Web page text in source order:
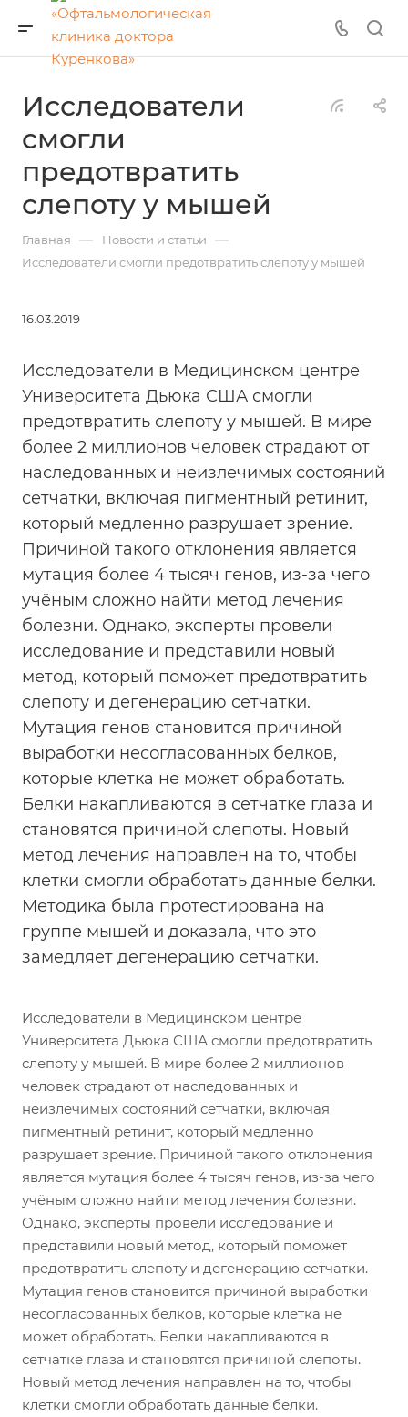
Исследователи
смогли
предотвратить
слепоту у мышей
Главная — Новости и статьи —
Исследователи смогли предотвратить слепоту у мышей
16.03.2019
Исследователи в Медицинском центре
Университета Дьюка США смогли
предотвратить слепоту у мышей. В мире
более 2 миллионов человек страдают от
наследованных и неизлечимых состояний
сетчатки, включая пигментный ретинит,
который медленно разрушает зрение.
Причиной такого отклонения является
мутация более 4 тысяч генов, из-за чего
учёным сложно найти метод лечения
болезни. Однако, эксперты провели
исследование и представили новый
метод, который поможет предотвратить
слепоту и дегенерацию сетчатки.
Мутация генов становится причиной
выработки несогласованных белков,
которые клетка не может обработать.
Белки накапливаются в сетчатке глаза и
становятся причиной слепоты. Новый
метод лечения направлен на то, чтобы
клетки смогли обработать данные белки.
Методика была протестирована на
группе мышей и доказала, что это
замедляет дегенерацию сетчатки.
Исследователи в Медицинском центре
Университета Дьюка США смогли предотвратить
слепоту у мышей. В мире более 2 миллионов
человек страдают от наследованных и
неизлечимых состояний сетчатки, включая
пигментный ретинит, который медленно
разрушает зрение. Причиной такого отклонения
является мутация более 4 тысяч генов, из-за чего
учёным сложно найти метод лечения болезни.
Однако, эксперты провели исследование и
представили новый метод, который поможет
предотвратить слепоту и дегенерацию сетчатки.
Мутация генов становится причиной выработки
несогласованных белков, которые клетка не
может обработать. Белки накапливаются в
сетчатке глаза и становятся причиной слепоты.
Новый метод лечения направлен на то, чтобы
клетки смогли обработать данные белки.